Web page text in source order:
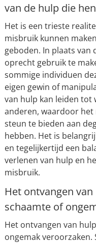
van de hulp die
Het is een trieste
misbruik kunnen
geboden. In plaats van
oprecht gebruik te
sommige individuen
eigen gewin of
van hulp kan leiden tot
anderen, waardoor
steun te bieden aan
hebben. Het is
en tegelijkertijd een
verlenen van hulp en
misbruik.
Het ontvangen
schaamte of
Het ontvangen van
ongemak